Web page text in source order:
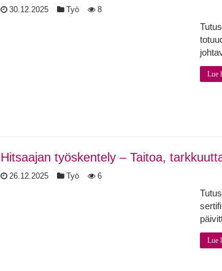
30.12.2025 Työ 8
Lue
Hitsaajan työskentely – Taitoa,
26.12.2025 Työ 6
Lue